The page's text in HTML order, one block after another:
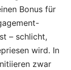
Bonus für
– schlicht,
wird. In
zwar